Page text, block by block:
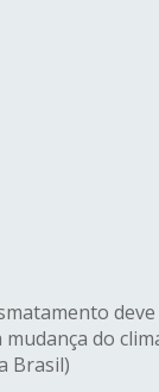
do
Brasil)